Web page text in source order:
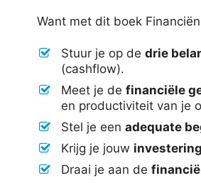
Want met dit boek
Stuur je op de drie
(cashflow).
Meet je de financiële
en productiviteit van je
Stel je een adequate
Krijg je jouw
Draai je aan de